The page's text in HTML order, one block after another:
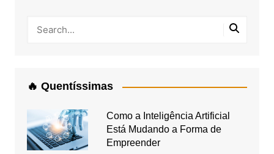
🔥 Quentíssimas
Como a Inteligência Artificial
Está Mudando a Forma de
Empreender